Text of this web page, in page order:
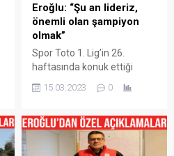
Eroğlu: “Şu an lideriz,
önemli olan şampiyon
olmak”
Spor Toto 1. Lig’in 26.
haftasında konuk ettiği
Samsunspor’da Teknik
maç sonu basın
toplantısında karşılaşmayı
değerlendirdi. Farklı sonuçla
15.03.2023 0